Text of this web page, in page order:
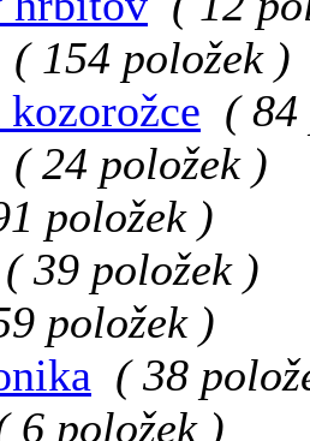
( 154 položek )
( 84
( 24 položek )
položek )
( 39 položek )
položek )
( 38
6 položek )